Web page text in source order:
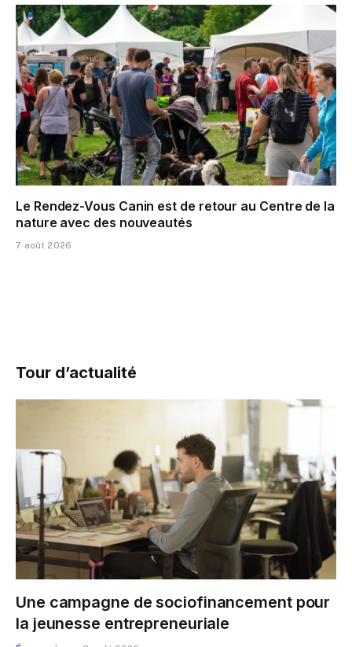
Le Rendez-Vous Canin est de retour au Centre de la
nature avec des nouveautés
7 août 2026
Tour d’actualité
Une campagne de sociofinancement pour
la jeunesse entrepreneuriale